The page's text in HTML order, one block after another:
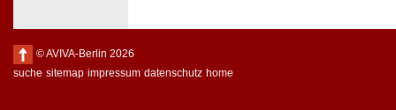
© AVIVA-Berlin 2026
suche sitemap impressum datenschutz home